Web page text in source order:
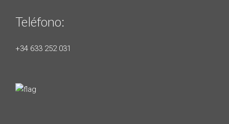
Teléfono:
+34 633 252 031